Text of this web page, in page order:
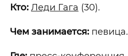
Кто: Леди Гага (30).
Чем занимается: певица.